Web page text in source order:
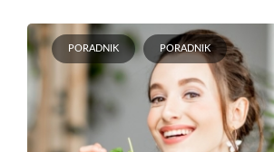
PORADNIK PORADNIK